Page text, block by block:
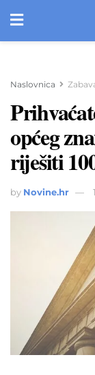
Naslovnica
općeg
riješiti
by Novine.hr